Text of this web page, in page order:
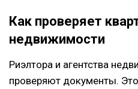
Как проверяет
недвижимости
Риэлтора и агентства
проверяют документы.